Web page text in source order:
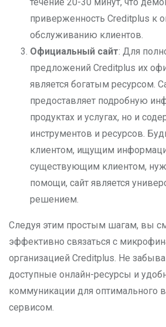
приверженность Creditplus к
обслуживанию клиентов.
Официальный сайт: Для
предложений Creditplus их
является богатым ресурсом.
предоставляет подробную
продуктах и услугах, но и
инструментов и ресурсов.
клиентом, ищущим
существующим клиентом,
помощи, сайт является
решением.
Следуя этим простым шагам, вы
эффективно связаться с
организацией Creditplus. Не
доступные онлайн-ресурсы и
коммуникации для оптимального
сервисом.